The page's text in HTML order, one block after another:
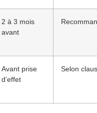
2 à 3 mois
avant
Avant prise
d’effet
Selon